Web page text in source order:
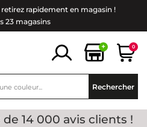
rapidement en magasin !
23 magasins
+ 0
Rechercher
de 14 000 avis clients !